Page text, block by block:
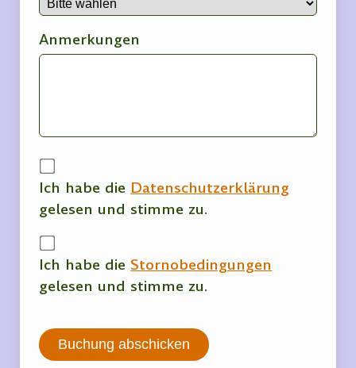
Anmerkungen
Ich habe die Datenschutzerklärung
gelesen und stimme zu.
Ich habe die Stornobedingungen
gelesen und stimme zu.
Buchung abschicken